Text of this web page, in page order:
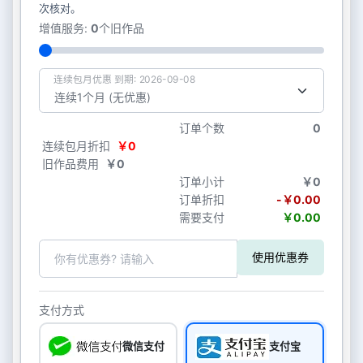
次核对。
增值服务: 0个旧作品
连续包月优惠 到期: 2026-09-08
订单个数
0
连续包月折扣
￥0
旧作品费用
￥0
订单小计
￥0
订单折扣
-￥0.00
需要支付
￥0.00
使用优惠券
支付方式
微信支付 支付宝